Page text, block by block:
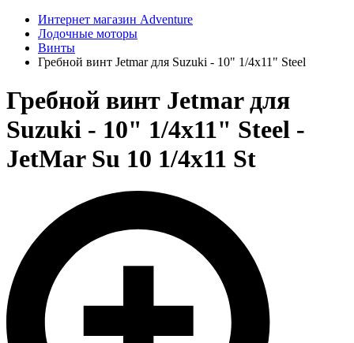
Интернет магазин Adventure
Лодочные моторы
Винты
Гребной винт Jetmar для Suzuki - 10" 1/4x11" Steel
Гребной винт Jetmar для
Suzuki - 10" 1/4x11" Steel -
JetMar Su 10 1/4x11 St